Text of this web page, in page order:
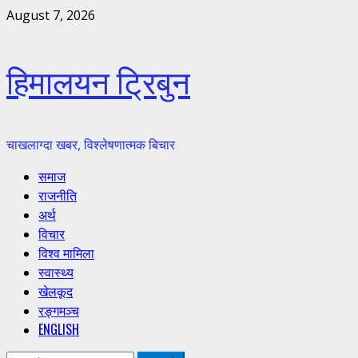
Skip
August 7, 2026
हिमालयन ट्रिबुन
चाखलाग्दा खबर, विश्लेषणात्मक बिचार
Primary
Menu
समाज
राजनीति
अर्थ
विचार
विश्व मामिला
स्वास्थ्य
खेलकूद
रङ्गमञ्च
ENGLISH